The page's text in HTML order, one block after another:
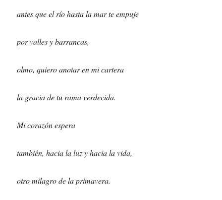
antes que el río hasta la mar te empuje
por valles y barrancas,
olmo, quiero anotar en mi cartera
la gracia de tu rama verdecida.
Mi corazón espera
también, hacia la luz y hacia la vida,
otro milagro de la primavera.